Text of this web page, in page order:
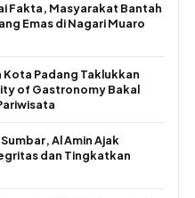
Fakta, Masyarakat Bantah
Emas di Nagari Muaro
Kota Padang Taklukkan
of Gastronomy Bakal
Al Amin Ajak
dan Tingkatkan